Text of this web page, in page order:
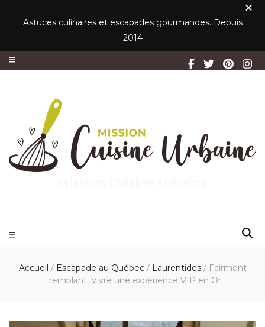
Astuces culinaires et escapades gourmandes. Depuis
2014
Accueil / Escapade au Québec / Laurentides / Fairmont
Tremblant. Vivre une expérience VIP en Or